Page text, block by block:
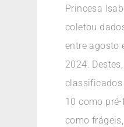
Princesa
coletou
entre agosto
2024.
classificados
10 como
como